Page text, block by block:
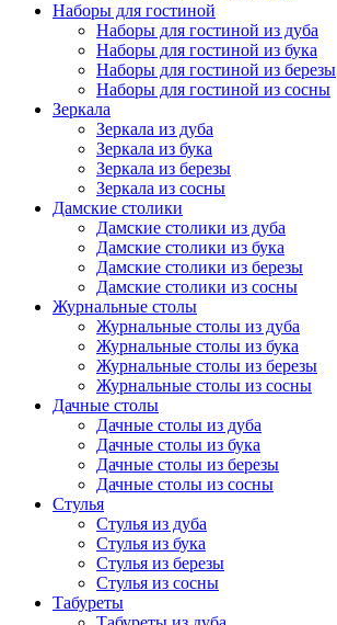
Наборы для гостиной
Наборы для гостиной из дуба
Наборы для гостиной из бука
Наборы для гостиной из березы
Наборы для гостиной из сосны
Зеркала
Зеркала из дуба
Зеркала из бука
Зеркала из березы
Зеркала из сосны
Дамские столики
Дамские столики из дуба
Дамские столики из бука
Дамские столики из березы
Дамские столики из сосны
Журнальные столы
Журнальные столы из дуба
Журнальные столы из бука
Журнальные столы из березы
Журнальные столы из сосны
Дачные столы
Дачные столы из дуба
Дачные столы из бука
Дачные столы из березы
Дачные столы из сосны
Стулья
Стулья из дуба
Стулья из бука
Стулья из березы
Стулья из сосны
Табуреты